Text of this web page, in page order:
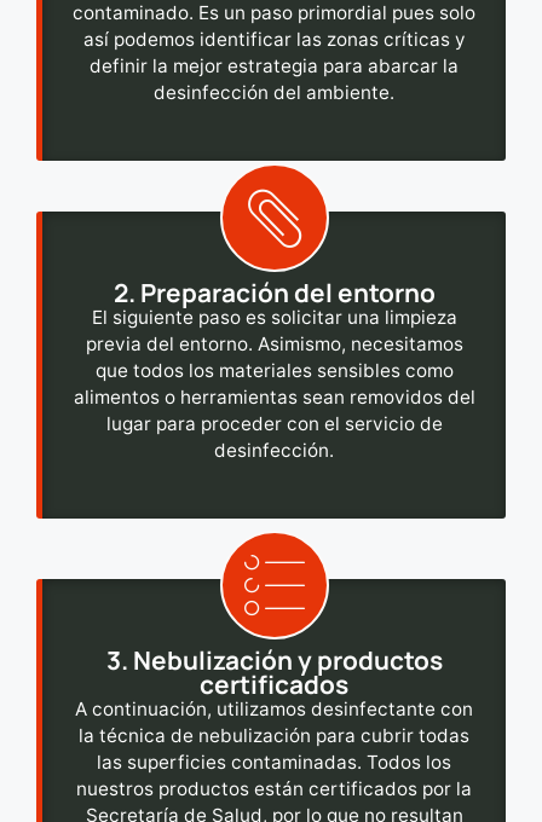
contaminado. Es un paso primordial pues solo
así podemos identificar las zonas críticas y
definir la mejor estrategia para abarcar la
desinfección del ambiente.
2. Preparación del entorno
El siguiente paso es solicitar una limpieza
previa del entorno. Asimismo, necesitamos
que todos los materiales sensibles como
alimentos o herramientas sean removidos del
lugar para proceder con el servicio de
desinfección.
3. Nebulización y productos
certificados
A continuación, utilizamos desinfectante con
la técnica de nebulización para cubrir todas
las superficies contaminadas. Todos los
nuestros productos están certificados por la
Secretaría de Salud, por lo que no resultan